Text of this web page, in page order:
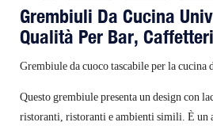
Grembiuli Da Cucina
Qualità Per Bar,
Grembiule da cuoco tascabile per la cucina
Questo grembiule presenta un design con
ristoranti, ristoranti e ambienti simili. È un